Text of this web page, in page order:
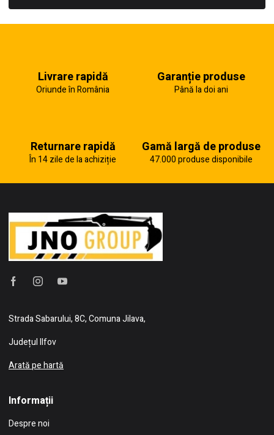
Livrare rapidă
Oriunde în România
Garanție produse
Până la doi ani
Returnare rapidă
În 14 zile de la achiziție
Gamă largă de produse
47.000 produse disponibile
Strada Sabarului, 8C, Comuna Jilava,
Județul Ilfov
Arată pe hartă
Informații
Despre noi